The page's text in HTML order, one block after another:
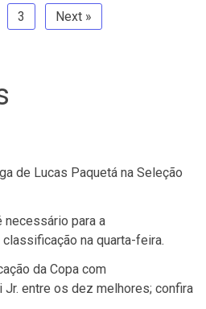
3 Next »
de Lucas Paquetá na Seleção
necessário para a
na quarta-feira.
da Copa com
Jr. entre os dez melhores; confira